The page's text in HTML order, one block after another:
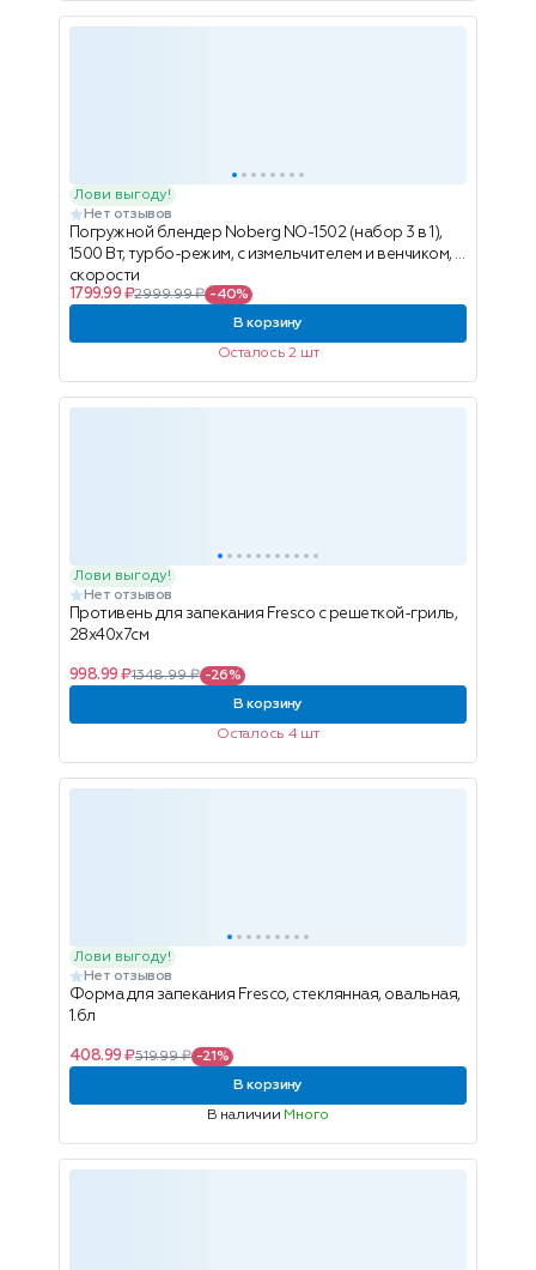
Лови выгоду!
Нет отзывов
Погружной блендер Noberg NO-1502 (набор 3 в 1),
1500 Вт, турбо-режим, с измельчителем и венчиком, 2
скорости
1799.99 ₽2999.99 ₽ -40%
В корзину
Осталось 2 шт
Лови выгоду!
Нет отзывов
Противень для запекания Fresco c решеткой-гриль,
28х40х7см
998.99 ₽1348.99 ₽ -26%
В корзину
Осталось 4 шт
Лови выгоду!
Нет отзывов
Форма для запекания Fresco, стеклянная, овальная,
1.6л
408.99 ₽519.99 ₽ -21%
В корзину
В наличии Много